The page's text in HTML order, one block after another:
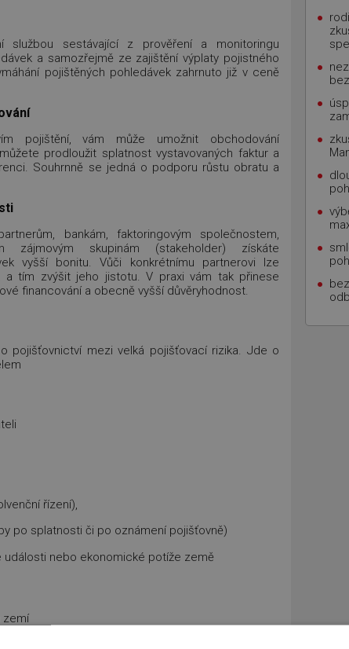
službou sestávající z prověření a monitoringu
a samozřejmě ze zajištění výplaty pojistného
pojištěných pohledávek zahrnuto již v ceně
pojištění, vám může umožnit obchodování
prodloužit splatnost vystavovaných faktur a
Souhrnně se jedná o podporu růstu obratu a
bankám, faktoringovým společnostem,
zájmovým skupinám (stakeholder) získáte
vyšší bonitu. Vůči konkrétnímu partnerovi lze
a tím zvýšit jeho jistotu. V praxi vám tak přinese
financování a obecně vyšší důvěryhodnost.
pojišťovnictví mezi velká pojišťovací rizika. Jde o
řízení),
po splatnosti či po oznámení pojišťovně)
události nebo ekonomické potíže země
zemí